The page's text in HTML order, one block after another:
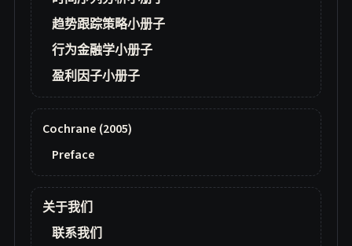
趋势跟踪策略小册子
行为金融学小册子
盈利因子小册子
Cochrane (2005)
Preface
关于我们
联系我们